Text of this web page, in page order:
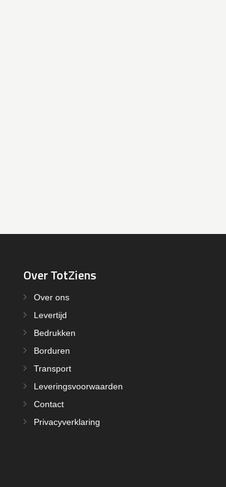
Over TotZiens
Over ons
Levertijd
Bedrukken
Borduren
Transport
Leveringsvoorwaarden
Contact
Privacyverklaring